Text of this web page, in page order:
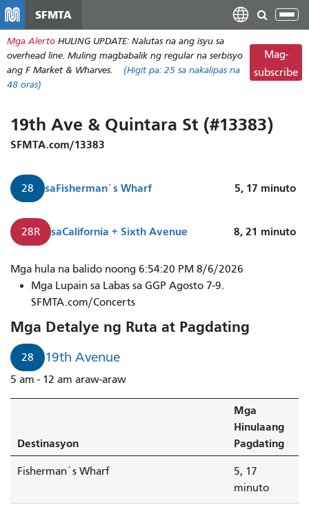
pangunahing
nilalaman
SFMTA
I-
ang
Mga Alerto HULING UPDATE: Nalutas na ang isyu sa
overhead line. Muling magbabalik ng regular na serbisyo
ang F Market & Wharves.
(Higit pa: 25 sa nakalipas na
48 oras)
Mag-
subscribe
19th Ave & Quintara St (#13383)
SFMTA.com/13383
28 saFisherman`s Wharf 5, 17 minuto
28R saCalifornia + Sixth Avenue 8, 21 minuto
Mga hula na balido noong 6:54:20 PM 8/6/2026
Mga Lupain sa Labas sa GGP Agosto 7-9.
SFMTA.com/Concerts
Mga Detalye ng Ruta at Pagdating
28 19th Avenue
5 am - 12 am araw-araw
Destinasyon
Mga
Hinulaang
Pagdating
Fisherman`s Wharf
5, 17
minuto